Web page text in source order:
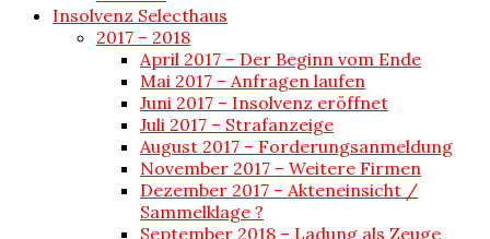
Insolvenz Selecthaus
2017 – 2018
April 2017 – Der Beginn vom Ende
Mai 2017 – Anfragen laufen
Juni 2017 – Insolvenz eröffnet
Juli 2017 – Strafanzeige
August 2017 – Forderungsanmeldung
November 2017 – Weitere Firmen
Dezember 2017 – Akteneinsicht /
Sammelklage ?
September 2018 – Ladung als Zeuge